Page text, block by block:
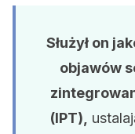
Służył on
objawów
(IPT),